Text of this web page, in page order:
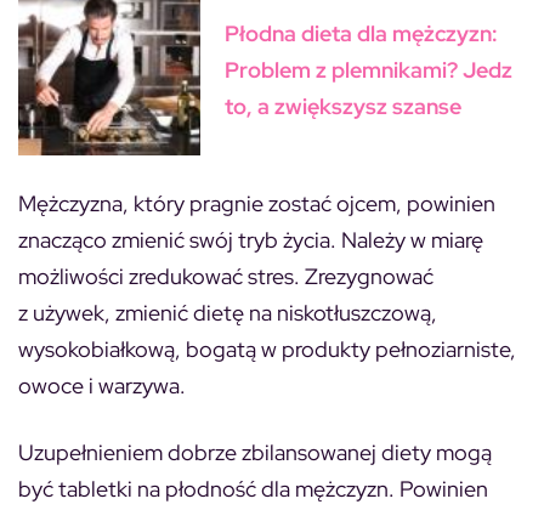
Płodna dieta dla mężczyzn:
Problem z plemnikami? Jedz
to, a zwiększysz szanse
Mężczyzna, który pragnie zostać ojcem, powinien
znacząco zmienić swój tryb życia. Należy w miarę
możliwości zredukować stres. Zrezygnować
z używek, zmienić dietę na niskotłuszczową,
wysokobiałkową, bogatą w produkty pełnoziarniste,
owoce i warzywa.
Uzupełnieniem dobrze zbilansowanej diety mogą
być tabletki na płodność dla mężczyzn. Powinien